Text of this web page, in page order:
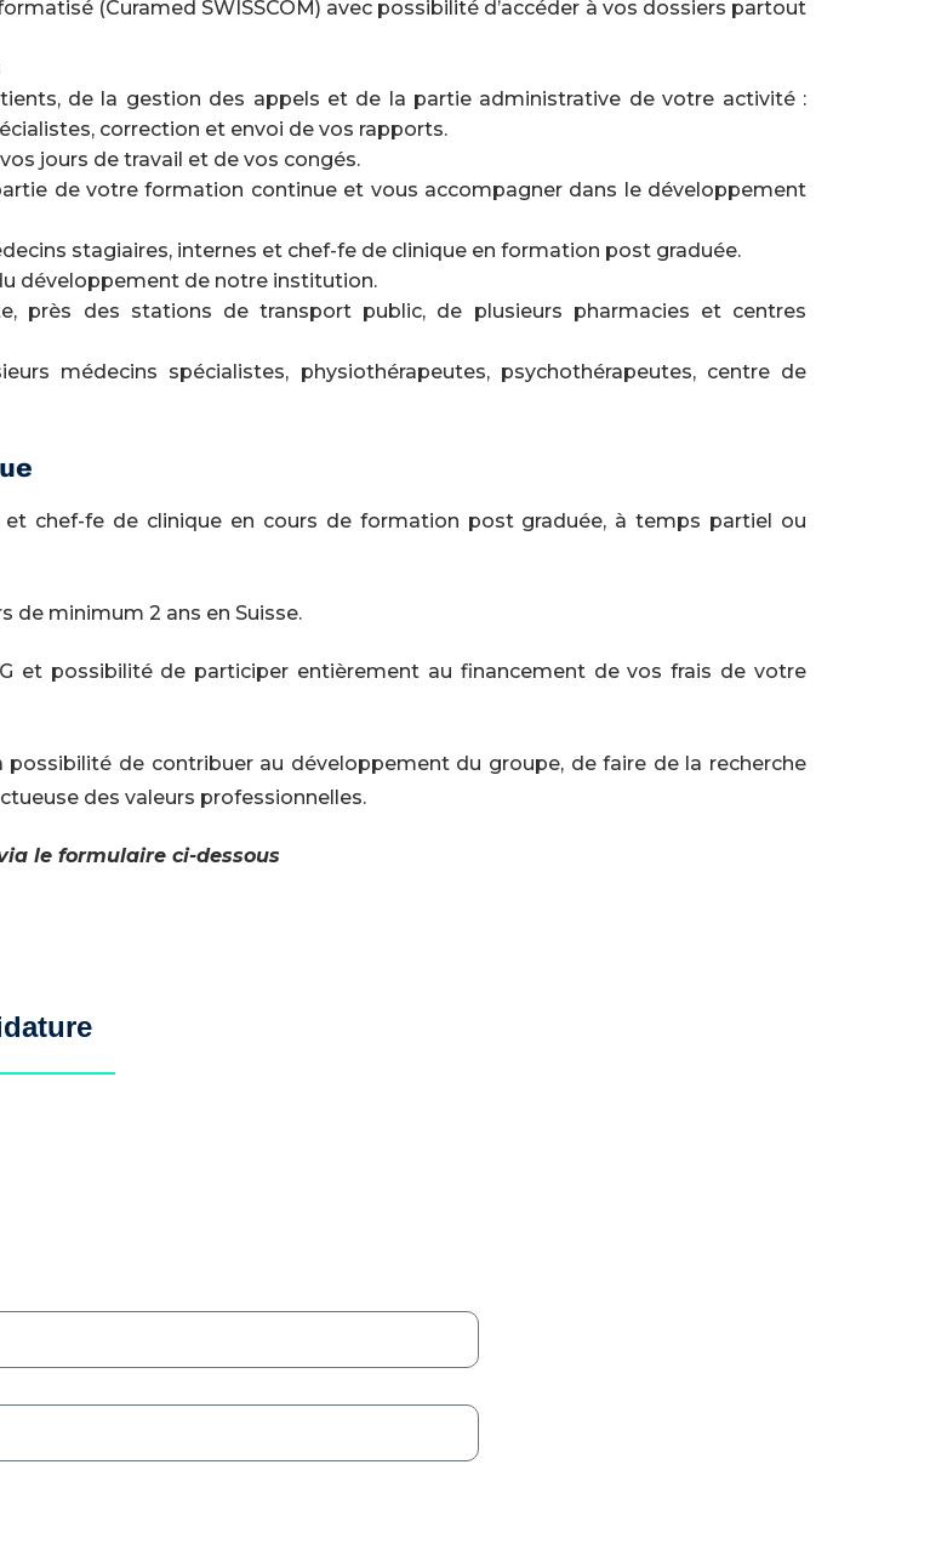
(Curamed SWISSCOM) avec possibilité d’accéder à vos dossiers partout
de la gestion des appels et de la partie administrative de votre activité :
correction et envoi de vos rapports.
jours de travail et de vos congés.
de votre formation continue et vous accompagner dans le développement
stagiaires, internes et chef-fe de clinique en formation post graduée.
développement de notre institution.
près des stations de transport public, de plusieurs pharmacies et centres
médecins spécialistes, physiothérapeutes, psychothérapeutes, centre de
et chef-fe de clinique en cours de formation post graduée, à temps partiel ou
de minimum 2 ans en Suisse.
et possibilité de participer entièrement au financement de vos frais de votre
possibilité de contribuer au développement du groupe, de faire de la recherche
des valeurs professionnelles.
le formulaire ci-dessous